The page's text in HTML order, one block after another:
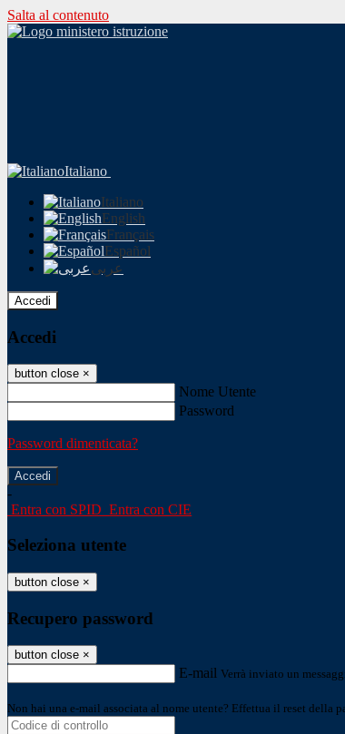
Salta al contenuto
Italiano
Italiano
English
Français
Español
عربى
Accedi
Accedi
button close ×
Nome Utente
Password
Password dimenticata?
-
Entra con SPID Entra con CIE
Seleziona utente
button close ×
Recupero password
button close ×
E-mail Verrà inviato un
Non hai una e-mail associata al nome utente? Effettua il reset della